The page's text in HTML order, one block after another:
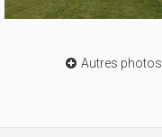
Autres photos